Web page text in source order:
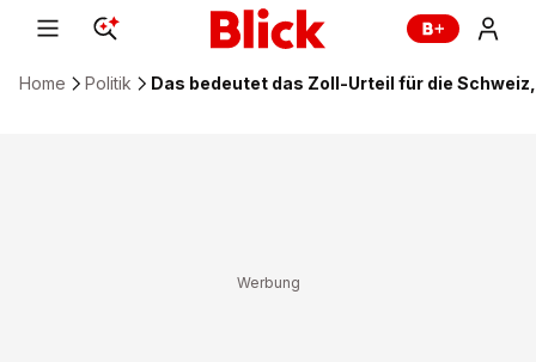
Home Politik Das bedeutet das Zoll-Urteil für die